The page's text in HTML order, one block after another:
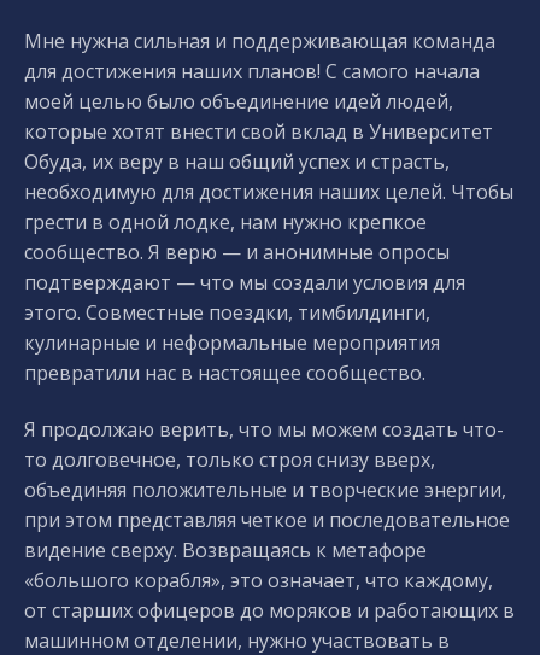
Мне нужна сильная и поддерживающая команда
для достижения наших планов! С самого начала
моей целью было объединение идей людей,
которые хотят внести свой вклад в Университет
Обуда, их веру в наш общий успех и страсть,
необходимую для достижения наших целей. Чтобы
грести в одной лодке, нам нужно крепкое
сообщество. Я верю — и анонимные опросы
подтверждают — что мы создали условия для
этого. Совместные поездки, тимбилдинги,
кулинарные и неформальные мероприятия
превратили нас в настоящее сообщество.
Я продолжаю верить, что мы можем создать что-
то долговечное, только строя снизу вверх,
объединяя положительные и творческие энергии,
при этом представляя четкое и последовательное
видение сверху. Возвращаясь к метафоре
«большого корабля», это означает, что каждому,
от старших офицеров до моряков и работающих в
машинном отделении, нужно участвовать в